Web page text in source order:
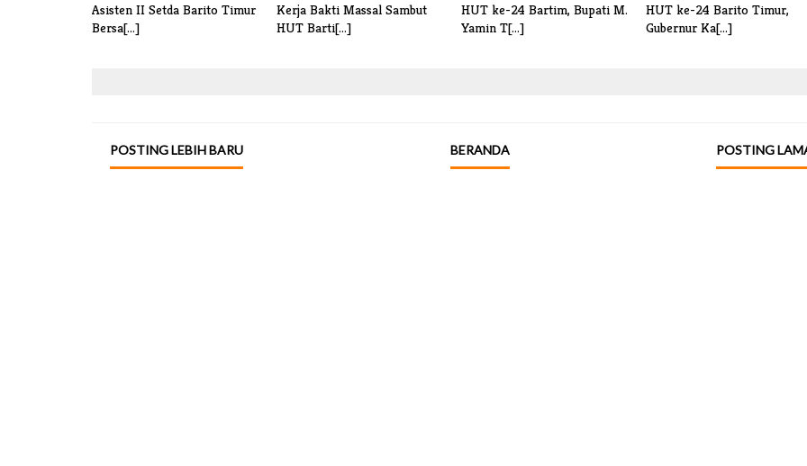
Asisten II Setda Barito Timur
Bersa[...]
Kerja Bakti Massal Sambut
HUT Barti[...]
HUT ke-24 Bartim, Bupati M.
Yamin T[...]
HUT ke-24 Barito Timur,
Gubernur Ka[...]
POSTING LEBIH BARU POSTING
BERANDA